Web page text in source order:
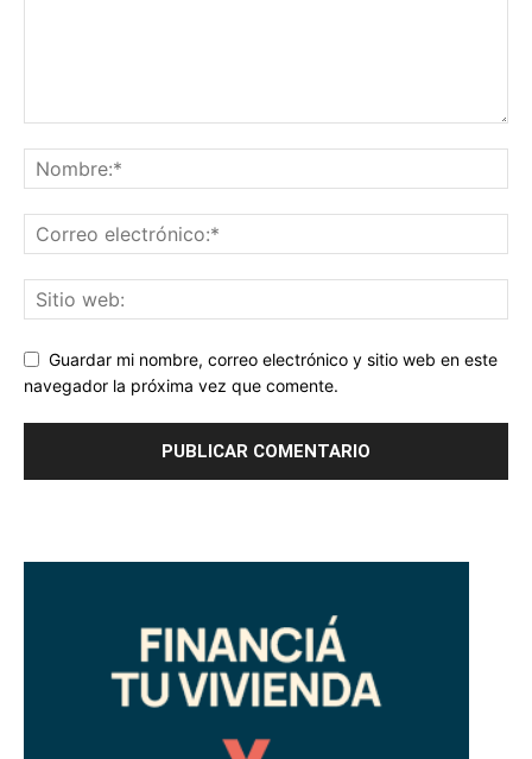
Guardar mi nombre, correo electrónico y sitio web en este
navegador la próxima vez que comente.